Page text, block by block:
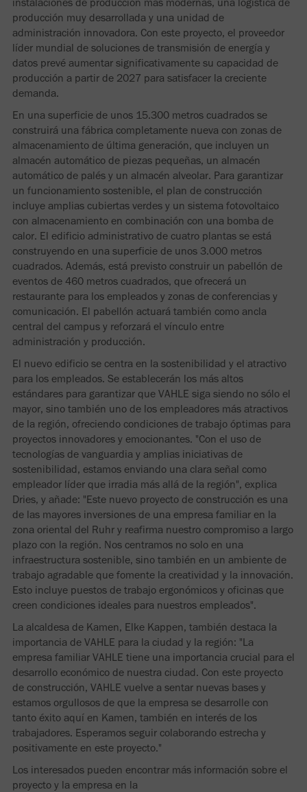
producción muy desarrollada y una unidad de
administración innovadora. Con este proyecto, el proveedor
líder mundial de soluciones de transmisión de energía y
datos prevé aumentar significativamente su capacidad de
producción a partir de 2027 para satisfacer la creciente
demanda.
En una superficie de unos 15.300 metros cuadrados se
construirá una fábrica completamente nueva con zonas de
almacenamiento de última generación, que incluyen un
almacén automático de piezas pequeñas, un almacén
automático de palés y un almacén alveolar. Para garantizar
un funcionamiento sostenible, el plan de construcción
incluye amplias cubiertas verdes y un sistema fotovoltaico
con almacenamiento en combinación con una bomba de
calor. El edificio administrativo de cuatro plantas se está
construyendo en una superficie de unos 3.000 metros
cuadrados. Además, está previsto construir un pabellón de
eventos de 460 metros cuadrados, que ofrecerá un
restaurante para los empleados y zonas de conferencias y
comunicación. El pabellón actuará también como ancla
central del campus y reforzará el vínculo entre
administración y producción.
El nuevo edificio se centra en la sostenibilidad y el atractivo
para los empleados. Se establecerán los más altos
estándares para garantizar que VAHLE siga siendo no sólo el
mayor, sino también uno de los empleadores más atractivos
de la región, ofreciendo condiciones de trabajo óptimas para
proyectos innovadores y emocionantes. "Con el uso de
tecnologías de vanguardia y amplias iniciativas de
sostenibilidad, estamos enviando una clara señal como
empleador líder que irradia más allá de la región", explica
Dries, y añade: "Este nuevo proyecto de construcción es una
de las mayores inversiones de una empresa familiar en la
zona oriental del Ruhr y reafirma nuestro compromiso a largo
plazo con la región. Nos centramos no solo en una
infraestructura sostenible, sino también en un ambiente de
trabajo agradable que fomente la creatividad y la innovación.
Esto incluye puestos de trabajo ergonómicos y oficinas que
creen condiciones ideales para nuestros empleados".
La alcaldesa de Kamen, Elke Kappen, también destaca la
importancia de VAHLE para la ciudad y la región: "La
empresa familiar VAHLE tiene una importancia crucial para el
desarrollo económico de nuestra ciudad. Con este proyecto
de construcción, VAHLE vuelve a sentar nuevas bases y
estamos orgullosos de que la empresa se desarrolle con
tanto éxito aquí en Kamen, también en interés de los
trabajadores. Esperamos seguir colaborando estrecha y
positivamente en este proyecto."
Los interesados pueden encontrar más información sobre el
proyecto y la empresa en la